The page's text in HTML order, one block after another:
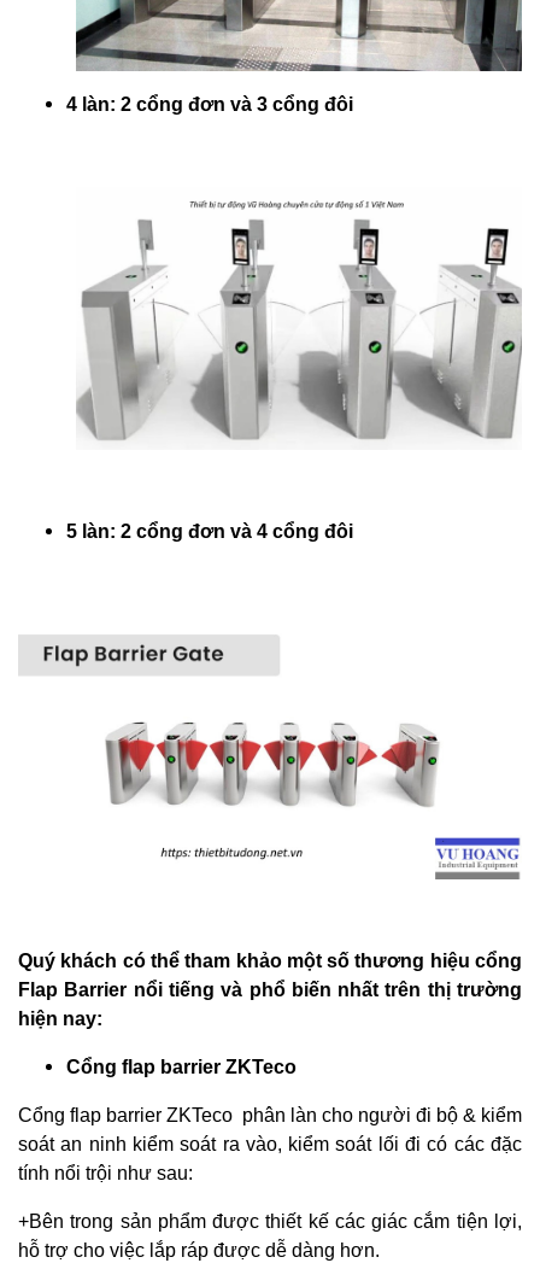
4 làn: 2 cổng đơn và 3 cổng đôi
5 làn: 2 cổng đơn và 4 cổng đôi
Quý khách có thể tham khảo một số thương hiệu cổng
Flap Barrier nổi tiếng và phổ biến nhất trên thị trường
hiện nay:
Cổng flap barrier ZKTeco
Cổng flap barrier ZKTeco phân làn cho người đi bộ & kiểm
soát an ninh kiểm soát ra vào, kiểm soát lối đi có các đặc
tính nổi trội như sau:
+Bên trong sản phẩm được thiết kế các giác cắm tiện lợi,
hỗ trợ cho việc lắp ráp được dễ dàng hơn.